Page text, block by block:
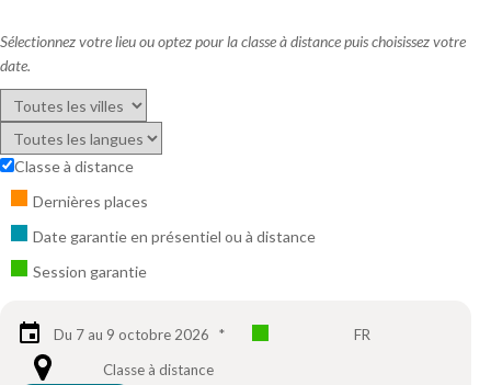
Sélectionnez votre lieu ou optez pour la classe à distance puis choisissez votre
date.
Classe à distance
Dernières places
Date garantie en présentiel ou à distance
Session garantie
Du 7 au 9 octobre 2026 *
FR
Classe à distance